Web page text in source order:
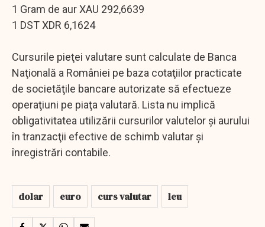
1 Gram de aur XAU 292,6639
1 DST XDR 6,1624
Cursurile pieţei valutare sunt calculate de Banca
Naţională a României pe baza cotaţiilor practicate
de societăţile bancare autorizate să efectueze
operaţiuni pe piaţa valutară. Lista nu implică
obligativitatea utilizării cursurilor valutelor şi aurului
în tranzacţii efective de schimb valutar şi
înregistrări contabile.
dolar euro curs valutar leu